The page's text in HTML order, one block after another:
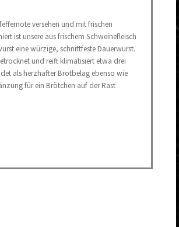
versehen und mit frischen
ist unsere aus frischem Schweinefleisch
eine würzige, schnittfeste Dauerwurst.
und reift klimatisiert etwa drei
als herzhafter Brotbelag ebenso wie
für ein Brötchen auf der Rast